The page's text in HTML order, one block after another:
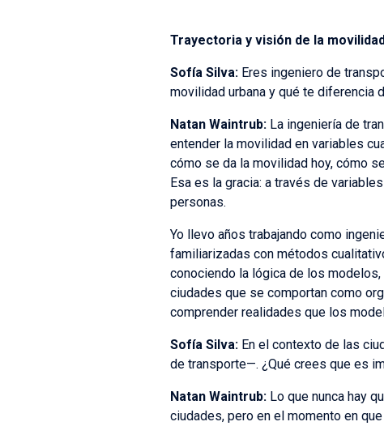
Trayectoria y visión de la
Sofía Silva:Eres ingeniero de
movilidad urbana y qué te diferencia
Natan Waintrub:La ingeniería de
entender la movilidad en variables
cómo se da la movilidad hoy, cómo
Esa es la gracia: a través de
personas.
Yo llevo años trabajando como
familiarizadas con métodos
conociendo la lógica de los
ciudades que se comportan como
comprender realidades que los
Sofía Silva:En el contexto de las
de transporte—. ¿Qué crees que es
Natan Waintrub:Lo que nunca hay
ciudades, pero en el momento en